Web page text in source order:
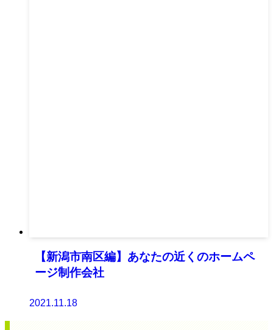
【新潟市南区編】あなたの近くのホームペ
ージ制作会社
2021.11.18